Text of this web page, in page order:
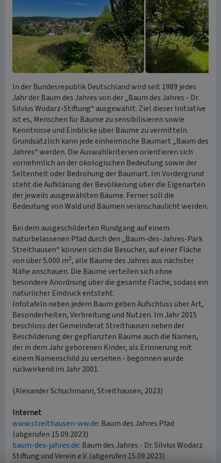
In der Bundesrepublik Deutschland wird seit 1989 jedes
Jahr der Baum des Jahres von der „Baum des Jahres - Dr.
Silvius Wodarz-Stiftung“ ausgewählt. Ziel dieser Initiative
ist es, Menschen für Bäume zu sensibilisieren sowie
Kenntnisse und Einblicke über Bäume zu vermitteln.
Grundsätzlich kann jede einheimische Baumart „Baum des
Jahres“ werden. Die Auswahlkriterien orientieren sich
vornehmlich an der ökologischen Bedeutung sowie der
Seltenheit oder Bedrohung der Baumart. Im Vordergrund
steht die Aufklärung der Bevölkerung über die Eigenarten
der jeweils ausgewählten Bäume. Ferner soll die
Bedeutung von Wald und Bäumen veranschaulicht werden.
Bei dem ausgeschilderten Rundgang auf einem
naturbelassenen Pfad durch den „Baum-des-Jahres-Park
Streithausen“ können sich die Besucher, auf einer Fläche
von über 5.000 m2, alle Bäume des Jahres aus nächster
Nähe anschauen. Die Bäume verteilen sich ohne
besondere Anordnung über die gesamte Fläche, sodass ein
natürlicher Eindruck entsteht.
Infotafeln neben jedem Baum geben Aufschluss über Art,
Besonderheiten, Verbreitung und Nutzen. Im Jahr 2015
beschloss der Gemeinderat Streithausen neben der
Beschilderung der gepflanzten Bäume auch die Namen,
der in dem Jahr geborenen Kinder, als Erinnerung mit
einem Namenschild zu versehen - begonnen wurde
rückwirkend im Jahr 2001.
(Alexander Schuchmann, Streithausen, 2023)
Internet
www.streithausen-ww.de: Baum des Jahres Pfad
(abgerufen 15.09.2023)
baum-des-jahres.de: Baum des Jahres - Dr. Silvius Wodarz
Stiftung und Verein e.V. (abgerufen 15.09.2023)